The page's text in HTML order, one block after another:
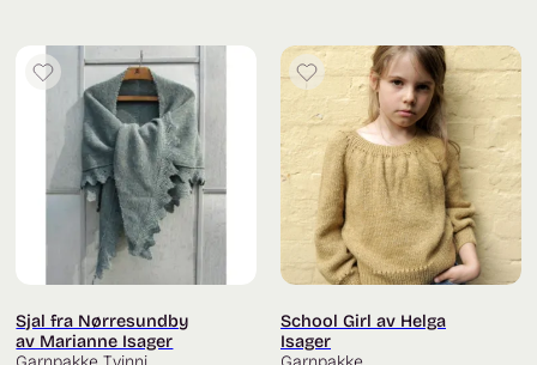
Sjal fra Nørresundby
av Marianne Isager
School Girl av Helga
Isager